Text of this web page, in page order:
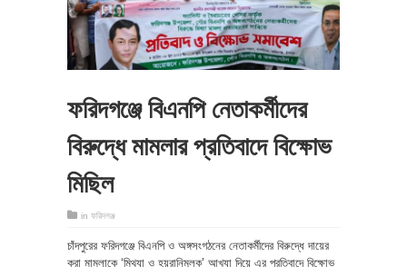
ফরিদগঞ্জে বিএনপি নেতাকর্মীদের
বিরুদ্ধে মামলার প্রতিবাদে বিক্ষোভ
মিছিল
in ফরিদগঞ্জ
চাঁদপুরের ফরিদগঞ্জে বিএনপি ও অঙ্গসংগঠনের নেতাকর্মীদের বিরুদ্ধে দায়ের
করা মামলাকে ‘মিথ্যা ও হয়রানিমূলক’ আখ্যা দিয়ে এর প্রতিবাদে বিক্ষোভ